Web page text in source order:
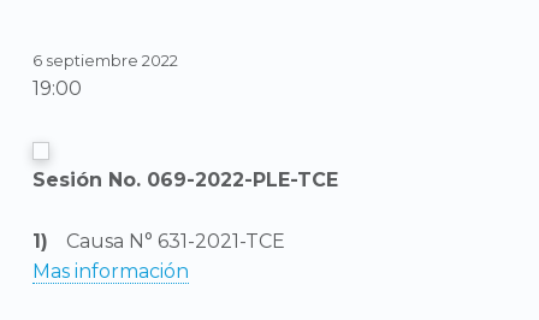
6 septiembre 2022
19:00
Sesión No. 069-2022-PLE-TCE
Causa N° 631-2021-TCE
Mas información